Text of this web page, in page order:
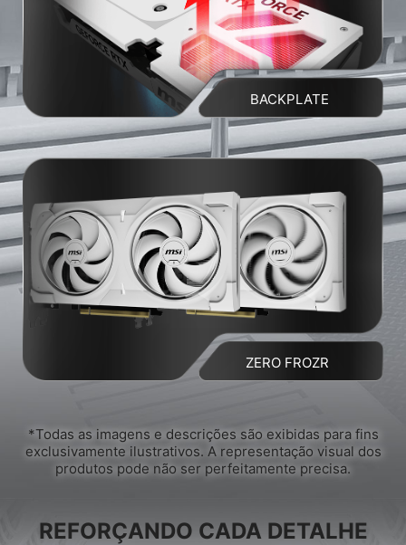
BACKPLATE
ZERO FROZR
*Todas as imagens e descrições são exibidas para fins
exclusivamente ilustrativos. A representação visual dos
produtos pode não ser perfeitamente precisa.
REFORÇANDO CADA DETALHE